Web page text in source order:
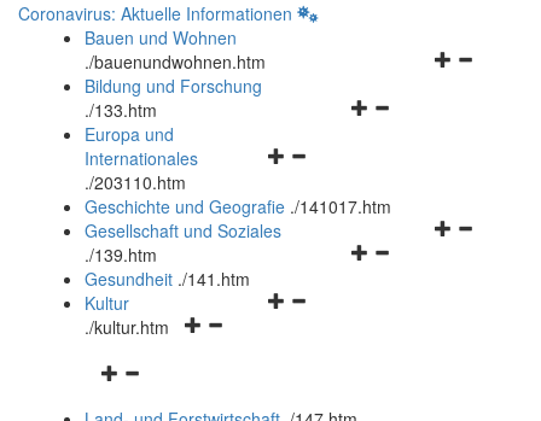
Coronavirus: Aktuelle Informationen
Bauen und Wohnen
./bauenundwohnen.htm
Navigationsmenü
Bildung und Forschung
./133.htm
Navigationsmenü
und
schließen
Europa und
Internationales
./203110.htm
Geschichte und Geografie ./141017.htm
Navigationsmenü
Gesellschaft und Soziales
./139.htm
Navigationsmenü
Gesundheit ./141.htm
Navigationsmenü
Kultur
./kultur.htm
Navigationsmenü